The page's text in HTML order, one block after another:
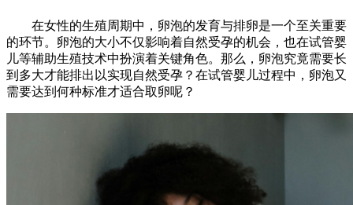
在女性的生殖周期中，卵泡的发育与排卵是一个至关重要
的环节。卵泡的大小不仅影响着自然受孕的机会，也在试管婴
儿等辅助生殖技术中扮演着关键角色。那么，卵泡究竟需要长
到多大才能排出以实现自然受孕？在试管婴儿过程中，卵泡又
需要达到何种标准才适合取卵呢？